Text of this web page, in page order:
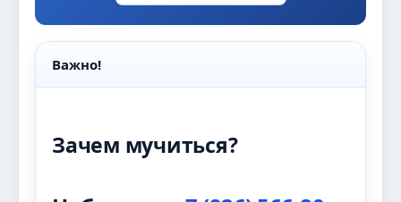
Важно!
Зачем мучиться?